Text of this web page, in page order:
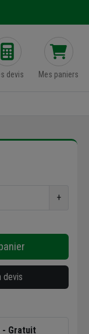
devis Mes paniers
+
devis
- Gratuit